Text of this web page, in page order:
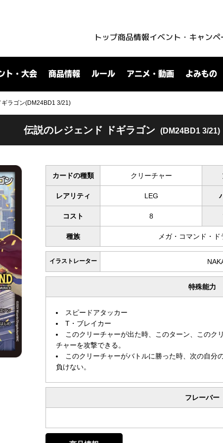
トップ商品情報イベント・キャンペ
ト・大会 商品情報 ルール アニメ・動画 よみもの
ラゴン(DM24BD1 3/21)
伝説のレジェンド ドギラゴン (DM24BD1 3/21)
カードの種類 クリーチャー
レアリティ LEG
コスト 8
種族 メガ・コマンド・
イラストレーター
特殊能力
スピードアタッカー
T・ブレイカー
このクリーチャーが出た時、このターン、このク
チャーを攻撃できる。
このクリーチャーがバトルに勝った時、次の自分
負けない。
フレーバー